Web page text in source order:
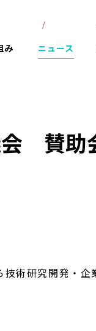
み ニュース
会 賛助
術研究開発・企